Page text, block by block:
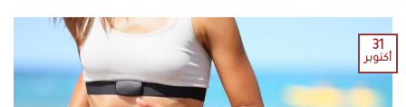
31
أكتوبر